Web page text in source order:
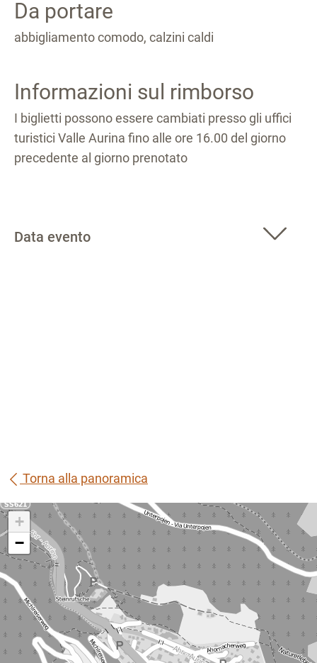
Da portare
abbigliamento comodo, calzini caldi
Informazioni sul rimborso
I biglietti possono essere cambiati presso gli uffici
turistici Valle Aurina fino alle ore 16.00 del giorno
precedente al giorno prenotato
Data evento
Torna alla panoramica
+
−